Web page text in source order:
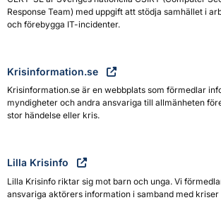
Response Team) med uppgift att stödja samhället i
och förebygga IT-incidenter.
Krisinformation.se
Krisinformation.se är en webbplats som förmedlar
myndigheter och andra ansvariga till allmänheten
stor händelse eller kris.
Lilla Krisinfo
Lilla Krisinfo riktar sig mot barn och unga. Vi
ansvariga aktörers information i samband med